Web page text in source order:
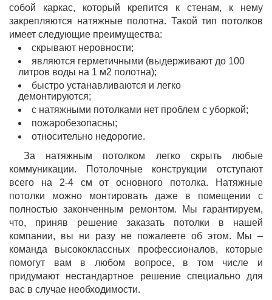
собой каркас, который крепится к стенам, к нему
закрепляются натяжные полотна. Такой тип потолков
имеет следующие преимущества:
скрывают неровности;
являются герметичными (выдерживают до 100
литров воды на 1 м2 полотна);
быстро устанавливаются и легко
демонтируются;
с натяжными потолками нет проблем с уборкой;
пожаробезопасны;
относительно недорогие.
За натяжным потолком легко скрыть любые
коммуникации. Потолочные конструкции отступают
всего на 2-4 см от основного потолка. Натяжные
потолки можно монтировать даже в помещении с
полностью законченным ремонтом. Мы гарантируем,
что, приняв решение заказать потолки в нашей
компании, вы ни разу не пожалеете об этом. Мы –
команда высококлассных профессионалов, которые
помогут вам в любом вопросе, в том числе и
придумают нестандартное решение специально для
вас в случае необходимости.